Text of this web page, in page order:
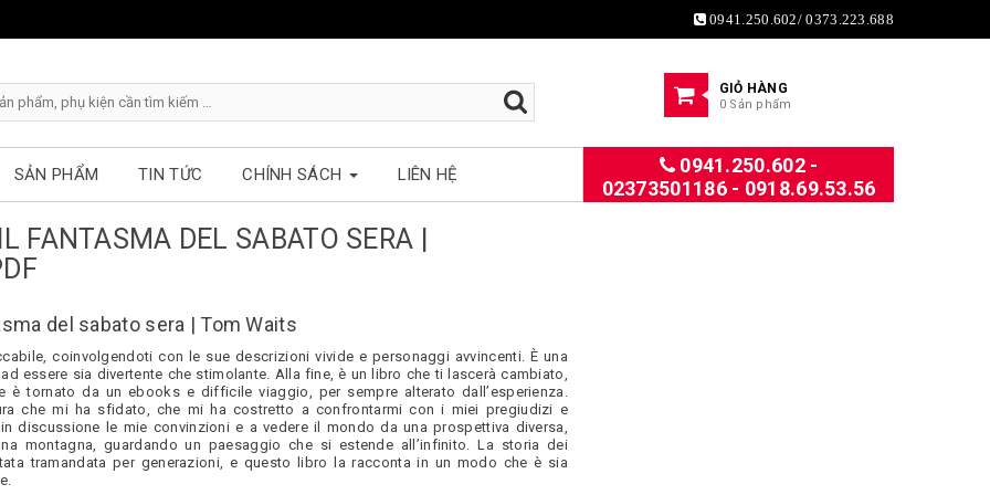
0941.250.602/ 0373.223.688
GIỎ HÀNG
0 Sản phẩm
SẢN PHẨM TIN TỨC CHÍNH SÁCH LIÊN HỆ
0941.250.602 -
02373501186 - 0918.69.53.56
FANTASMA DEL SABATO SERA |
del sabato sera | Tom Waits
coinvolgendoti con le sue descrizioni vivide e personaggi avvincenti. È una
essere sia divertente che stimolante. Alla fine, è un libro che ti lascerà cambiato,
è tornato da un ebooks e difficile viaggio, per sempre alterato dall’esperienza.
che mi ha sfidato, che mi ha costretto a confrontarmi con i miei pregiudizi e
discussione le mie convinzioni e a vedere il mondo da una prospettiva diversa,
montagna, guardando un paesaggio che si estende all’infinito. La storia dei
tramandata per generazioni, e questo libro la racconta in un modo che è sia